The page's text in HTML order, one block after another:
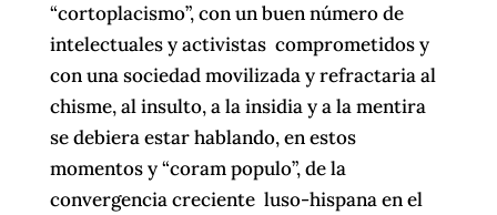
“cortoplacismo”, con un buen número de
intelectuales y activistas comprometidos y
con una sociedad movilizada y refractaria al
chisme, al insulto, a la insidia y a la mentira
se debiera estar hablando, en estos
momentos y “coram populo”, de la
convergencia creciente luso-hispana en el